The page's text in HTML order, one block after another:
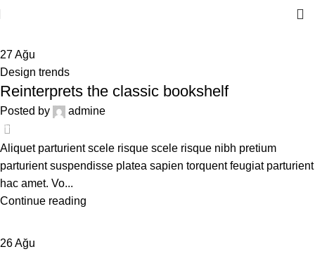
27Ağu
Design trends
Reinterprets the classic bookshelf
Posted by admine
13
Aliquet parturient scele risque scele risque nibh pretium
parturient suspendisse platea sapien torquent feugiat parturient
hac amet. Vo...
Continue reading
26Ağu